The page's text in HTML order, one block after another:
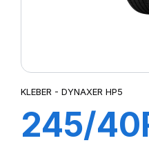
KLEBER - DYNAXER HP5
245/